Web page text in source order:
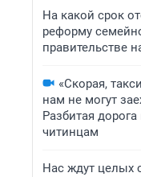
На какой срок
реформу
правительстве
«Скорая,
нам не могут
Разбитая
читинцам
Нас ждут целых